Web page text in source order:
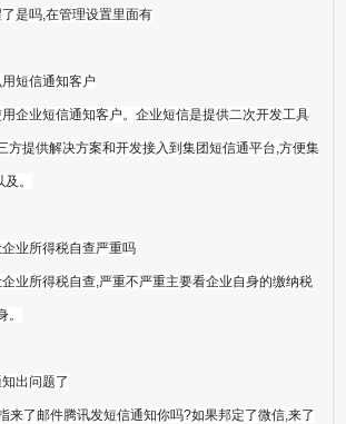
是吗,在管理设置里面有
短信通知客户
企业短信通知客户。企业短信是提供二次开发工具
方提供解决方案和开发接入到集团短信通平台,方便集
。
业所得税自查严重吗
业所得税自查,严重不严重主要看企业自身的缴纳税
出问题了
来了邮件腾讯发短信通知你吗?如果邦定了微信,来了